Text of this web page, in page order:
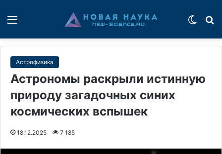
Астрофизика
Астрономы раскрыли истинную
природу загадочных синих
космических вспышек
18.12.2025 7 185